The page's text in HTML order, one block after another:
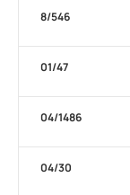
8/546
01/47
04/1486
04/30